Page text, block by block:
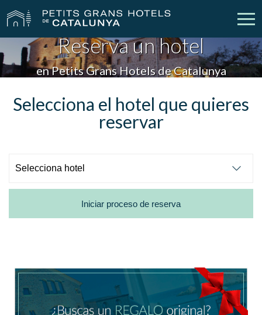
Nuestros Hoteles Escapadas
Bodas Empresas
Cheques Regalo Descubre Catalunya
Ubicación/nombre del hotel
Reserva un hotel
en Petits Grans Hotels de Catalunya
Selecciona el hotel que quieres
reservar
Iniciar proceso de reserva